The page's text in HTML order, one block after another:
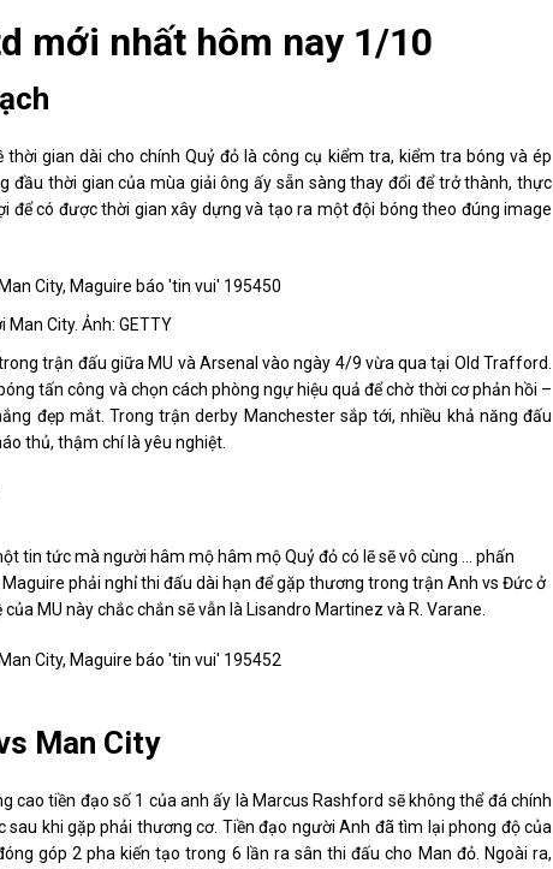
mới nhất hôm nay 1/10
gian dài cho chính Quỷ đỏ là công cụ kiểm tra, kiểm tra bóng và ép
đầu thời gian của mùa giải ông ấy sẵn sàng thay đổi để trở thành, thực
để có được thời gian xây dựng và tạo ra một đội bóng theo đúng image
City. Ảnh: GETTY
trận đấu giữa MU và Arsenal vào ngày 4/9 vừa qua tại Old Trafford.
tấn công và chọn cách phòng ngự hiệu quả để chờ thời cơ phản hồi –
đẹp mắt. Trong trận derby Manchester sắp tới, nhiều khả năng đấu
thủ, thậm chí là yêu nghiệt.
tin tức mà người hâm mộ hâm mộ Quỷ đỏ có lẽ sẽ vô cùng … phấn
phải nghỉ thi đấu dài hạn để gặp thương trong trận Anh vs Đức ở
MU này chắc chắn sẽ vẫn là Lisandro Martinez và R. Varane.
Man City
cao tiền đạo số 1 của anh ấy là Marcus Rashford sẽ không thể đá chính
khi gặp phải thương cơ. Tiền đạo người Anh đã tìm lại phong độ của
góp 2 pha kiến ​​tạo trong 6 lần ra sân thi đấu cho Man đỏ. Ngoài ra,